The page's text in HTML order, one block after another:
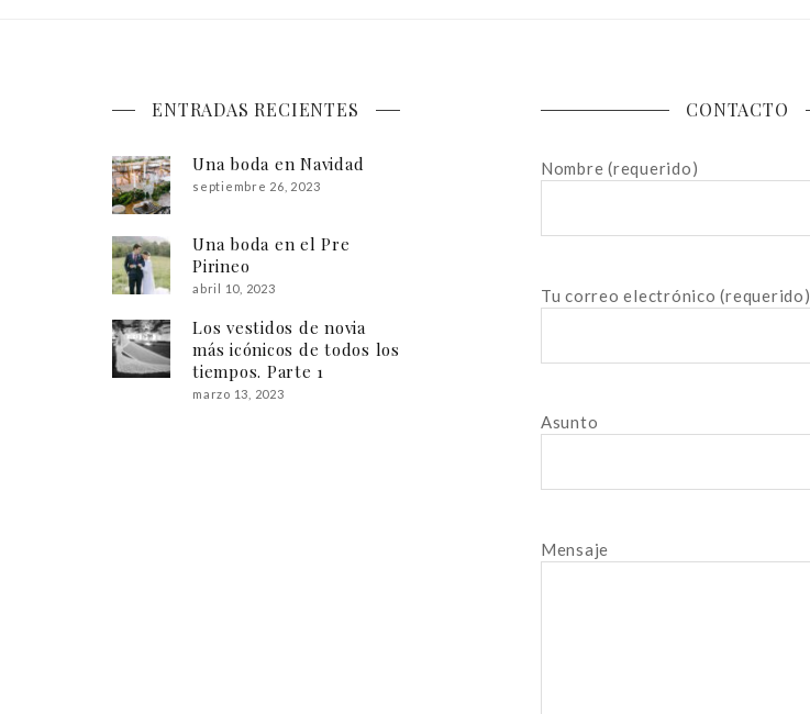
ENTRADAS RECIENTES
Una boda en Navidad
septiembre 26, 2023
Una boda en el Pre
Pirineo
abril 10, 2023
Los vestidos de novia
más icónicos de todos los
tiempos. Parte 1
marzo 13, 2023
CONTACTO
Nombre (requerido)
Tu correo electrónico (requerido)
Asunto
Mensaje